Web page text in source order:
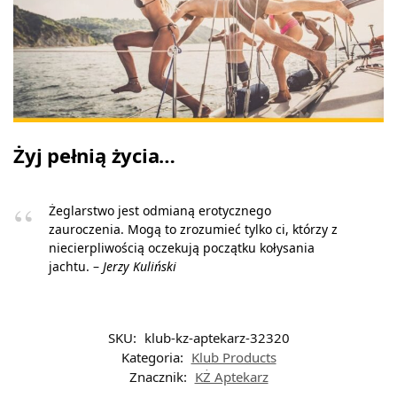
Żyj pełnią życia…
Żeglarstwo jest odmianą erotycznego
zauroczenia. Mogą to zrozumieć tylko ci, którzy z
niecierpliwością oczekują początku kołysania
jachtu. – Jerzy Kuliński
SKU: klub-kz-aptekarz-32320
Kategoria: Klub Products
Znacznik: KŻ Aptekarz